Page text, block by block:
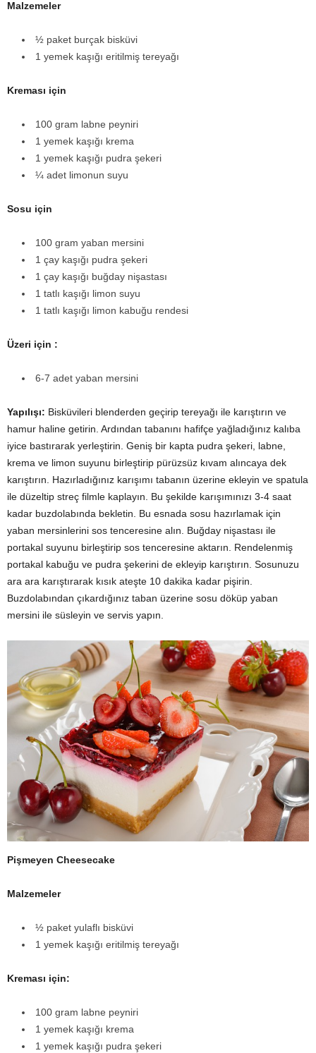
Malzemeler
½ paket burçak bisküvi
1 yemek kaşığı eritilmiş tereyağı
Kreması için
100 gram labne peyniri
1 yemek kaşığı krema
1 yemek kaşığı pudra şekeri
¼ adet limonun suyu
Sosu için
100 gram yaban mersini
1 çay kaşığı pudra şekeri
1 çay kaşığı buğday nişastası
1 tatlı kaşığı limon suyu
1 tatlı kaşığı limon kabuğu rendesi
Üzeri için :
6-7 adet yaban mersini
Yapılışı: Bisküvileri blenderden geçirip tereyağı ile karıştırın ve
hamur haline getirin. Ardından tabanını hafifçe yağladığınız kalıba
iyice bastırarak yerleştirin. Geniş bir kapta pudra şekeri, labne,
krema ve limon suyunu birleştirip pürüzsüz kıvam alıncaya dek
karıştırın. Hazırladığınız karışımı tabanın üzerine ekleyin ve spatula
ile düzeltip streç filmle kaplayın. Bu şekilde karışımınızı 3-4 saat
kadar buzdolabında bekletin. Bu esnada sosu hazırlamak için
yaban mersinlerini sos tenceresine alın. Buğday nişastası ile
portakal suyunu birleştirip sos tenceresine aktarın. Rendelenmiş
portakal kabuğu ve pudra şekerini de ekleyip karıştırın. Sosunuzu
ara ara karıştırarak kısık ateşte 10 dakika kadar pişirin.
Buzdolabından çıkardığınız taban üzerine sosu döküp yaban
mersini ile süsleyin ve servis yapın.
Pişmeyen Cheesecake
Malzemeler
½ paket yulaflı bisküvi
1 yemek kaşığı eritilmiş tereyağı
Kreması için:
100 gram labne peyniri
1 yemek kaşığı krema
1 yemek kaşığı pudra şekeri